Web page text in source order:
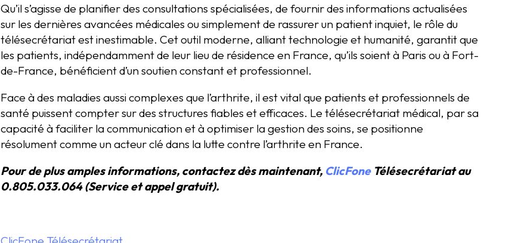
Qu’il s’agisse de planifier des consultations spécialisées, de fournir des informations actualisées
sur les dernières avancées médicales ou simplement de rassurer un patient inquiet, le rôle du
télésecrétariat est inestimable. Cet outil moderne, alliant technologie et humanité, garantit que
les patients, indépendamment de leur lieu de résidence en France, qu’ils soient à Paris ou à Fort-
de-France, bénéficient d’un soutien constant et professionnel.
Face à des maladies aussi complexes que l’arthrite, il est vital que patients et professionnels de
santé puissent compter sur des structures fiables et efficaces. Le télésecrétariat médical, par sa
capacité à faciliter la communication et à optimiser la gestion des soins, se positionne
résolument comme un acteur clé dans la lutte contre l’arthrite en France.
Pour de plus amples informations, contactez dès maintenant, ClicFoneTélésecrétariat au
0.805.033.064 (Service et appel gratuit).